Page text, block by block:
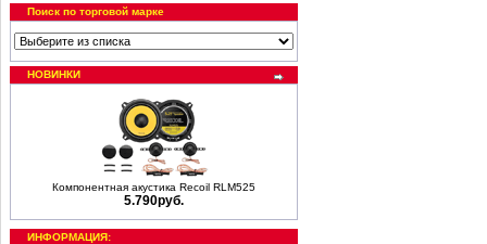
Поиск по торговой марке
НОВИНКИ
Компонентная акустика Recoil RLM525
5.790руб.
ИНФОРМАЦИЯ: